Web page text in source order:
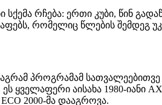
რჩება: ერთი კუბი, წინ
რომელიც წლების შემდეგ
პროგრამამ
აისახა 1980-იანი
2000-მა დააგროვა.